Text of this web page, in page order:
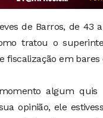
de Barros, de 43
tratou o
em
algum
opinião, ele